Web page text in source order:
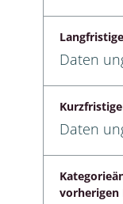
Daten
Daten
vorherigen